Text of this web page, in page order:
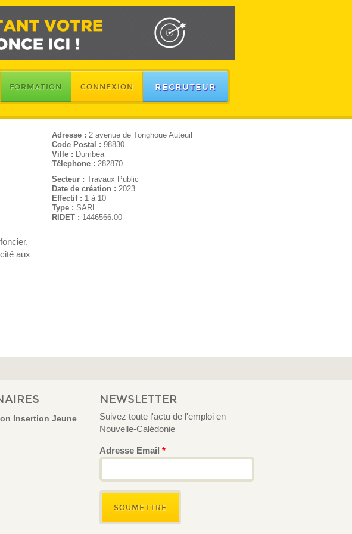
FORMATION CONNEXION RECRUTEUR
aux
Adresse : 2 avenue de Tonghoue Auteuil
Code Postal : 98830
Ville : Dumbéa
Télephone : 282870
Secteur : Travaux Public
Date de création : 2023
Effectif : 1 à 10
Type : SARL
RIDET : 1446566.00
Insertion Jeune
NEWSLETTER
Suivez toute l'actu de l'emploi en
Nouvelle-Calédonie
Adresse Email *